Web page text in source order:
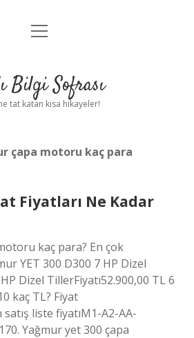
Anasayfa
Yasal Uyarı
menüyü
Bilgi Sofrası
tat katan kısa hikayeler!
çapa motoru kaç para
Fiyatları Ne Kadar
kaç para? En çok
YET 300 D300 7 HP Dizel
Dizel TillerFiyatı52.900,00 TL 6
kaç TL? Fiyat
liste fiyatıM1-A2-AA-
Yağmur yet 300 çapa